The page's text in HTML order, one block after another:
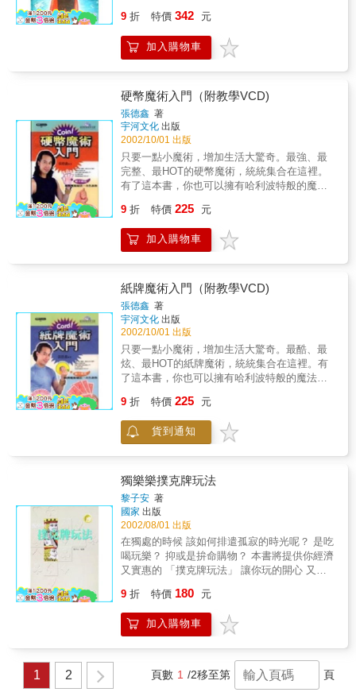
許多負面影響，因此對於魔術有所誤解的朋友
在看完本書之後，希望能修正對魔術的誤解
外，也能為生活帶來歡樂與笑聲，這本書能讓
9 折 特價 342 元
加入購物車
硬幣魔術入門（附教學VCD)
張德鑫 著
宇河文化 出版
2002/10/01 出版
只要一點小魔術，增加生活大驚奇。最強、最
完整、最HOT的硬幣魔術，統統集合在這裡。
有了這本書，你也可以擁有哈利波特般的魔
的魔法棒。全書彩色精美印刷，詳細分解動作
讓你輕鬆入門，加上教學VCD，學會硬幣魔術
非常EASY。
9 折 特價 225 元
加入購物車
紙牌魔術入門（附教學VCD)
張德鑫 著
宇河文化 出版
2002/10/01 出版
只要一點小魔術，增加生活大驚奇。最酷、最
炫、最HOT的紙牌魔術，統統集合在這裡。有
了這本書，你也可以擁有哈利波特般的魔法，
美印刷，詳細分解動作讓你輕鬆入門，加上教
學VCD，學會紙牌魔術非常EASY。
9 折 特價 225 元
貨到通知
獨樂樂撲克牌玩法
黎子安 著
國家 出版
2002/08/01 出版
在獨處的時候 該如何排遣孤寂的時光呢？ 是吃
喝玩樂？ 抑或是拚命購物？ 本書將提供你經濟
又實惠的 「撲克牌玩法」 讓你玩的開心 又可
只有一個人 也能夠「獨樂樂」，消磨無聊的時
光 本書有鑑於此 特地收集了近百種的單人撲克
牌遊戲 以深入淺出的方式 解說各種玩法的精隨
9 折 特價 180 元
加入購物車
1 2 頁數 1 /2移至第 頁